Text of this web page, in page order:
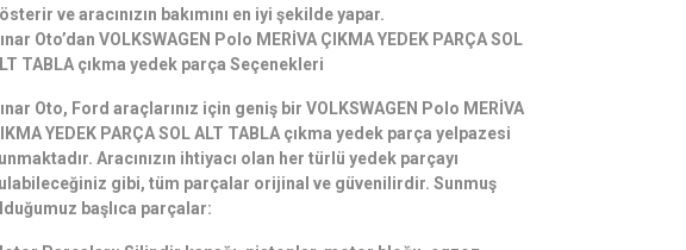
ve aracınızın bakımını en iyi şekilde yapar.
Oto’dan VOLKSWAGEN Polo MERİVA ÇIKMA YEDEK PARÇA SOL
TABLA çıkma yedek parça Seçenekleri
Oto, Ford araçlarınız için geniş bir VOLKSWAGEN Polo MERİVA
YEDEK PARÇA SOL ALT TABLA çıkma yedek parça yelpazesi
Aracınızın ihtiyacı olan her türlü yedek parçayı
gibi, tüm parçalar orijinal ve güvenilirdir. Sunmuş
başlıca parçalar: